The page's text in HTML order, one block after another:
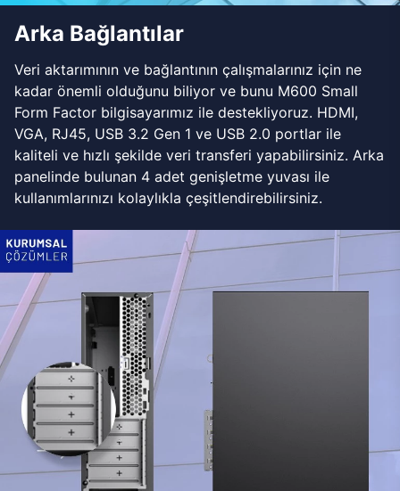
Arka Bağlantılar
Veri aktarımının ve bağlantının çalışmalarınız için ne
kadar önemli olduğunu biliyor ve bunu M600 Small
Form Factor bilgisayarımız ile destekliyoruz. HDMI,
VGA, RJ45, USB 3.2 Gen 1 ve USB 2.0 portlar ile
kaliteli ve hızlı şekilde veri transferi yapabilirsiniz. Arka
panelinde bulunan 4 adet genişletme yuvası ile
kullanımlarınızı kolaylıkla çeşitlendirebilirsiniz.